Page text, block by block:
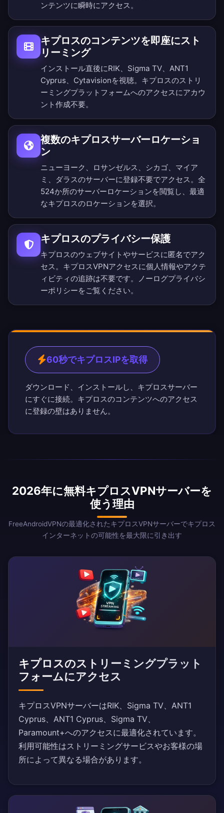
ンテンツに瞬時にアクセス。
キプロスのコンテンツを即座にスト
リーミング
インストール直後にRIK、Sigma TV、ANT1
Cyprus、Cytavisionを視聴。キプロスのストリ
ーミングプラットフォームへのアクセスにアカウ
ント作成不要。
複数のキプロスサーバーロケーショ
ン
ニューヨーク、ロサンゼルス、シカゴ、マイア
ミ、ダラスのサーバーに登録不要でアクセス。 全
524か所のサーバーロケーションを閲覧し、最適
なキプロスのロケーションを選択。
キプロスのプライバシー保護
キプロスのウェブサイトやサービスに匿名でアク
セス。キプロスVPNアクセスに個人情報やアクテ
ィビティの追跡は不要です。
ノーログプライバシ
ーポリシーをご覧ください。
60秒でキプロスIPを取得
ダウンロード、インストールし、キプロスサーバー
にすぐに接続。キプロスのコンテンツへのアクセス
に登録の壁はありません。
2026年に無料キプロスVPNサーバーを
使う理由
FreeAndroidVPNの最適化されたキプロスVPNサーバーでキプロス
インターネットの可能性を最大限に引き出す
キプロスのストリーミングプラット
フォームにアクセス
キプロスVPNサーバーはRIK、Sigma TV、ANT1
Cyprus、ANT1 Cyprus、Sigma TV、
Paramount+へのアクセスに最適化されています。
利用可能性はストリーミングサービスやお客様の場
所によって異なる場合があります。